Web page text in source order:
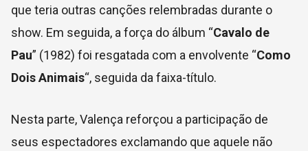
que teria outras canções relembradas durante o
show. Em seguida, a força do álbum “Cavalo de
Pau” (1982) foi resgatada com a envolvente “Como
Dois Animais“, seguida da faixa-título.
Nesta parte, Valença reforçou a participação de
seus espectadores exclamando que aquele não